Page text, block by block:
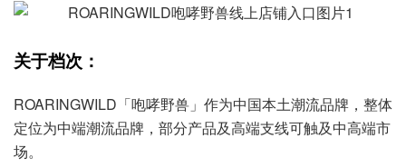
关于档次：
ROARINGWILD「咆哮野兽」作为中国本土潮流品牌，整体
定位为中端潮流品牌，部分产品及高端支线可触及中高端市
场。